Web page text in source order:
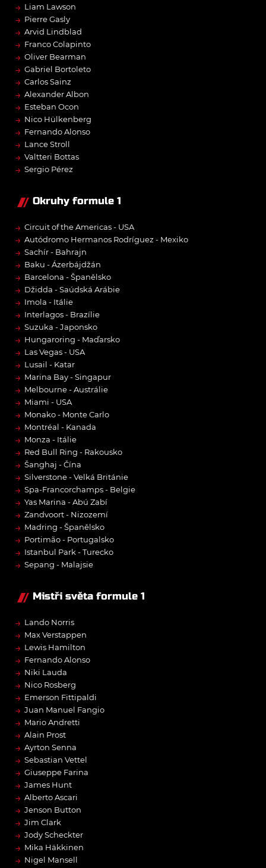
→ Liam Lawson
→ Pierre Gasly
→ Arvid Lindblad
→ Franco Colapinto
→ Oliver Bearman
→ Gabriel Bortoleto
→ Carlos Sainz
→ Alexander Albon
→ Esteban Ocon
→ Nico Hülkenberg
→ Fernando Alonso
→ Lance Stroll
→ Valtteri Bottas
→ Sergio Pérez
Okruhy formule 1
→ Circuit of the Americas - USA
→ Autódromo Hermanos Rodríguez - Mexiko
→ Sachír - Bahrajn
→ Baku - Ázerbájdžán
→ Barcelona - Španělsko
→ Džidda - Saúdská Arábie
→ Imola - Itálie
→ Interlagos - Brazílie
→ Suzuka - Japonsko
→ Hungaroring - Maďarsko
→ Las Vegas - USA
→ Lusail - Katar
→ Marina Bay - Singapur
→ Melbourne - Austrálie
→ Miami - USA
→ Monako - Monte Carlo
→ Montréal - Kanada
→ Monza - Itálie
→ Red Bull Ring - Rakousko
→ Šanghaj - Čína
→ Silverstone - Velká Británie
→ Spa-Francorchamps - Belgie
→ Yas Marina - Abú Zabí
→ Zandvoort - Nizozemí
→ Madring - Španělsko
→ Portimão - Portugalsko
→ Istanbul Park - Turecko
→ Sepang - Malajsie
Mistři světa formule 1
→ Lando Norris
→ Max Verstappen
→ Lewis Hamilton
→ Fernando Alonso
→ Niki Lauda
→ Nico Rosberg
→ Emerson Fittipaldi
→ Juan Manuel Fangio
→ Mario Andretti
→ Alain Prost
→ Ayrton Senna
→ Sebastian Vettel
→ Giuseppe Farina
→ James Hunt
→ Alberto Ascari
→ Jenson Button
→ Jim Clark
→ Jody Scheckter
→ Mika Häkkinen
→ Nigel Mansell